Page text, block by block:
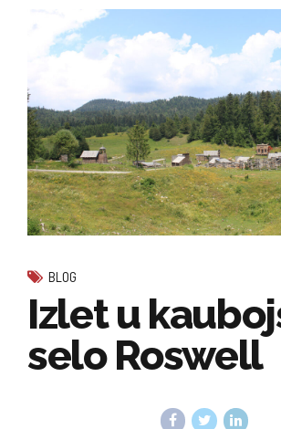
BLOG
Izlet u
selo Roswell